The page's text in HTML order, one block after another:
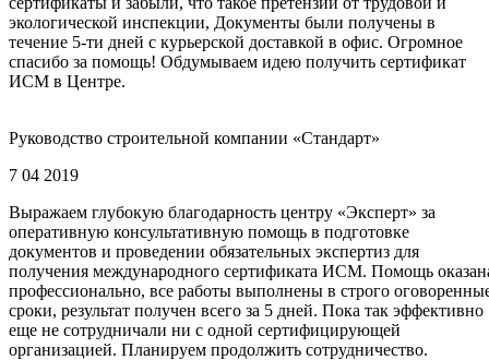
экологической инспекции, Документы были получены в
течение 5-ти дней с курьерской доставкой в офис. Огромное
спасибо за помощь! Обдумываем идею получить сертификат
ИСМ в Центре.
Руководство строительной компании «Стандарт»
7 04 2019
Выражаем глубокую благодарность центру «Эксперт» за
оперативную консультативную помощь в подготовке
документов и проведении обязательных экспертиз для
получения международного сертификата ИСМ. Помощь
профессионально, все работы выполнены в строго
сроки, результат получен всего за 5 дней. Пока так эффективно
еще не сотрудничали ни с одной сертифицирующей
организацией. Планируем продолжить сотрудничество.